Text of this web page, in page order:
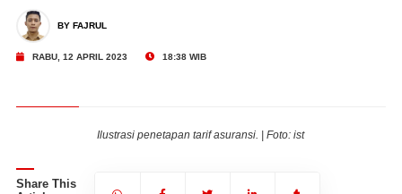
BY FAJRUL
RABU, 12 APRIL 2023 18:38 WIB
Ilustrasi penetapan tarif asuransi. | Foto: ist
Share This